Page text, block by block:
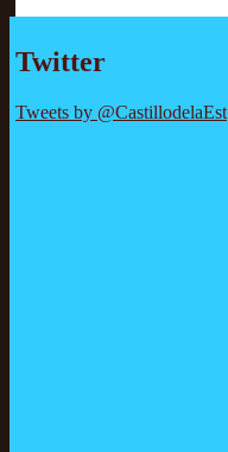
Twitter
Tweets by @CastillodelaEst